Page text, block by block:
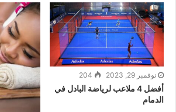
نوفمبر 29, 2023 204
أفضل 4 ملاعب لرياضة البادل في
الدمام